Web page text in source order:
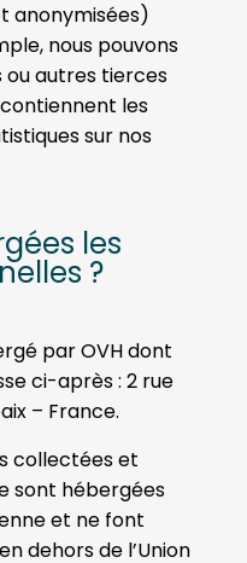
anonymisées)
nous pouvons
ou autres tierces
les
sur nos
les
?
par OVH dont
ci-après : 2 rue
– France.
collectées et
sont hébergées
et ne font
dehors de l’Union